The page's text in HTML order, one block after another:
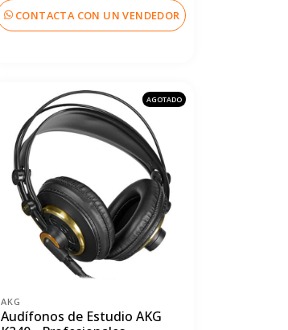
CONTACTA CON UN VENDEDOR
AGOTADO
AKG
Audífonos de Estudio AKG